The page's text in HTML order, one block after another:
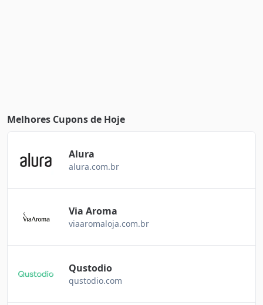
Melhores Cupons de Hoje
Alura
alura.com.br
Via Aroma
viaaromaloja.com.br
Qustodio
qustodio.com